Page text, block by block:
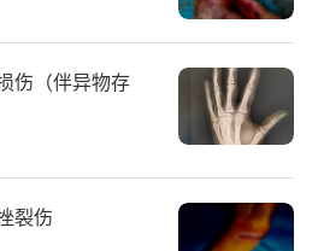
伤（伴异物存
裂伤